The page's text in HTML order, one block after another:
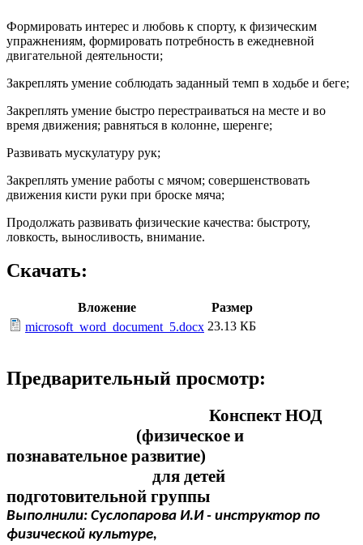
Формировать интерес и любовь к спорту, к физическим
упражнениям, формировать потребность в ежедневной
двигательной деятельности;
Закреплять умение соблюдать заданный темп в ходьбе и беге;
Закреплять умение быстро перестраиваться на месте и во
время движения; равняться в колонне, шеренге;
Развивать мускулатуру рук;
Закреплять умение работы с мячом; совершенствовать
движения кисти руки при броске мяча;
Продолжать развивать физические качества: быстроту,
ловкость, выносливость, внимание.
Скачать:
Вложение
Размер
microsoft_word_document_5.docx 23.13 КБ
Предварительный просмотр:
Конспект НОД
(физическое и
познавательное развитие)
для детей
подготовительной группы
Выполнили: Суслопарова И.И - инструктор по
физической культуре,